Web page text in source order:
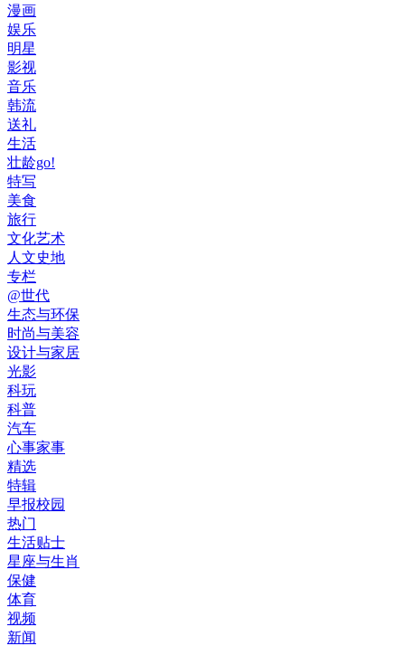
漫画
娱乐
明星
影视
音乐
韩流
送礼
生活
壮龄go!
特写
美食
旅行
文化艺术
人文史地
专栏
@世代
生态与环保
时尚与美容
设计与家居
光影
科玩
科普
汽车
心事家事
精选
特辑
早报校园
热门
生活贴士
星座与生肖
保健
体育
视频
新闻